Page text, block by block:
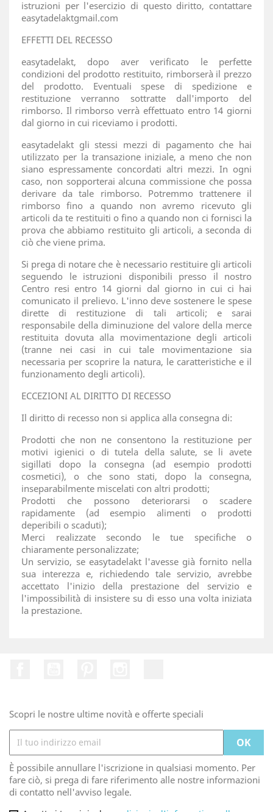
istruzioni per l'esercizio di questo diritto, contattare
easytadelaktgmail.com
EFFETTI DEL RECESSO
easytadelakt, dopo aver verificato le perfette
condizioni del prodotto restituito, rimborserà il prezzo
del prodotto. Eventuali spese di spedizione e
restituzione verranno sottratte dall'importo del
rimborso. Il rimborso verrà effettuato entro 14 giorni
dal giorno in cui riceviamo i prodotti.
easytadelakt gli stessi mezzi di pagamento che hai
utilizzato per la transazione iniziale, a meno che non
siano espressamente concordati altri mezzi. In ogni
caso, non sopporterai alcuna commissione che possa
derivare da tale rimborso. Potremmo trattenere il
rimborso fino a quando non avremo ricevuto gli
articoli da te restituiti o fino a quando non ci fornisci la
prova che abbiamo restituito gli articoli, a seconda di
ciò che viene prima.
Si prega di notare che è necessario restituire gli articoli
seguendo le istruzioni disponibili presso il nostro
Centro resi entro 14 giorni dal giorno in cui ci hai
comunicato il prelievo. L'inno deve sostenere le spese
dirette di restituzione di tali articoli; e sarai
responsabile della diminuzione del valore della merce
restituita dovuta alla movimentazione degli articoli
(tranne nei casi in cui tale movimentazione sia
necessaria per scoprire la natura, le caratteristiche e il
funzionamento degli articoli).
ECCEZIONI AL DIRITTO DI RECESSO
Il diritto di recesso non si applica alla consegna di:
Prodotti che non ne consentono la restituzione per
motivi igienici o di tutela della salute, se li avete
sigillati dopo la consegna (ad esempio prodotti
cosmetici), o che sono stati, dopo la consegna,
inseparabilmente miscelati con altri prodotti;
Prodotti che possono deteriorarsi o scadere
rapidamente (ad esempio alimenti o prodotti
deperibili o scaduti);
Merci realizzate secondo le tue specifiche o
chiaramente personalizzate;
Un servizio, se easytadelakt l'avesse già fornito nella
sua interezza e, richiedendo tale servizio, avrebbe
accettato l'inizio della prestazione del servizio e
l'impossibilità di insistere su di esso una volta iniziata
la prestazione.
Scopri le nostre ultime novità e offerte speciali
È possibile annullare l'iscrizione in qualsiasi momento. Per
fare ciò, si prega di fare riferimento alle nostre informazioni
di contatto nell'avviso legale.